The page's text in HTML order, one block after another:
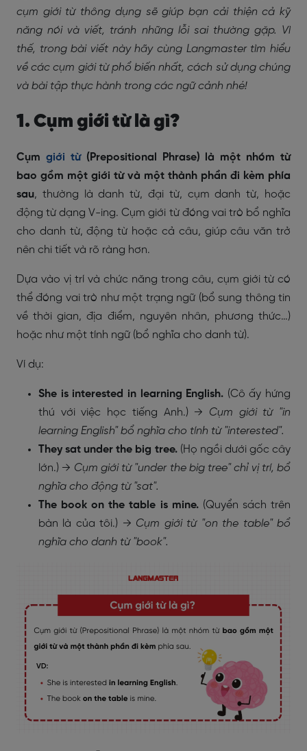
cụm giới từ thông dụng sẽ giúp bạn cải thiện cả kỹ
năng nói và viết, tránh những lỗi sai thường gặp. Vì
thế, trong bài viết này hãy cùng Langmaster tìm hiểu
về các cụm giới từ phổ biến nhất, cách sử dụng chúng
và bài tập thực hành trong các ngữ cảnh nhé!
1. Cụm giới từ là gì?
Cụm giới từ(Prepositional Phrase) là một nhóm từ
bao gồm một giới từ và một thành phần đi kèm phía
sau, thường là danh từ, đại từ, cụm danh từ, hoặc
động từ dạng V-ing. Cụm giới từ đóng vai trò bổ nghĩa
cho danh từ, động từ hoặc cả câu, giúp câu văn trở
nên chi tiết và rõ ràng hơn.
Dựa vào vị trí và chức năng trong câu, cụm giới từ có
thể đóng vai trò như một trạng ngữ (bổ sung thông tin
về thời gian, địa điểm, nguyên nhân, phương thức…)
hoặc như một tính ngữ (bổ nghĩa cho danh từ).
Ví dụ:
She is interested in learning English. (Cô ấy hứng
thú với việc học tiếng Anh.) → Cụm giới từ "in
learning English" bổ nghĩa cho tính từ "interested".
They sat under the big tree.(Họ ngồi dưới gốc cây
lớn.) → Cụm giới từ "under the big tree" chỉ vị trí, bổ
nghĩa cho động từ "sat".
The book on the table is mine.(Quyển sách trên
bàn là của tôi.) → Cụm giới từ "on the table" bổ
nghĩa cho danh từ "book".